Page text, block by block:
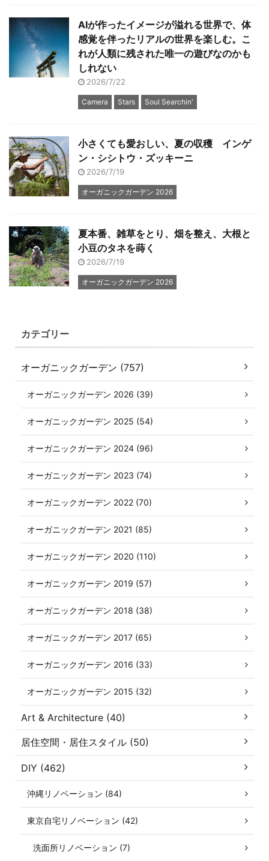
AIが作ったイメージが溢れる世界で、体
感覚を伴ったリアルの世界を楽しむ。こ
れが人類に残された唯一の遊びなのかも
しれない
2026/7/22
Camera Stars Soul Searchin'
小さくても愛おしい、夏の収穫 インゲ
ン・シシトウ・ズッキーニ
2026/7/19
オーガニックガーデン 2026
夏本番、雑草をとり、畑を整え、大根と
小豆のタネを蒔く
2026/7/19
オーガニックガーデン 2026
カテゴリー
オーガニックガーデン (757)
オーガニックガーデン 2026 (39)
オーガニックガーデン 2025 (54)
オーガニックガーデン 2024 (96)
オーガニックガーデン 2023 (74)
オーガニックガーデン 2022 (70)
オーガニックガーデン 2021 (85)
オーガニックガーデン 2020 (110)
オーガニックガーデン 2019 (57)
オーガニックガーデン 2018 (38)
オーガニックガーデン 2017 (65)
オーガニックガーデン 2016 (33)
オーガニックガーデン 2015 (32)
Art & Architecture (40)
居住空間・居住スタイル (50)
DIY (462)
沖縄リノベーション (84)
東京自宅リノベーション (42)
洗面所リノベーション (7)